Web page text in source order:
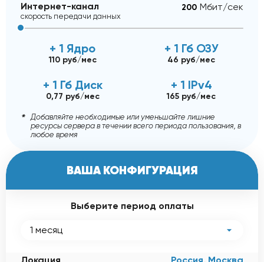
Интернет-канал
скорость передачи данных
Mбит/сек
+ 1 Ядро
110 руб/мес
+ 1 Гб ОЗУ
46 руб/мес
+ 1 Гб Диск
0,77 руб/мес
+ 1 IPv4
165 руб/мес
Добавляйте необходимые или уменьшайте лишние
ресурсы сервера в течении всего периода пользования, в
любое время
ВАША КОНФИГУРАЦИЯ
Выберите период оплаты
1 месяц